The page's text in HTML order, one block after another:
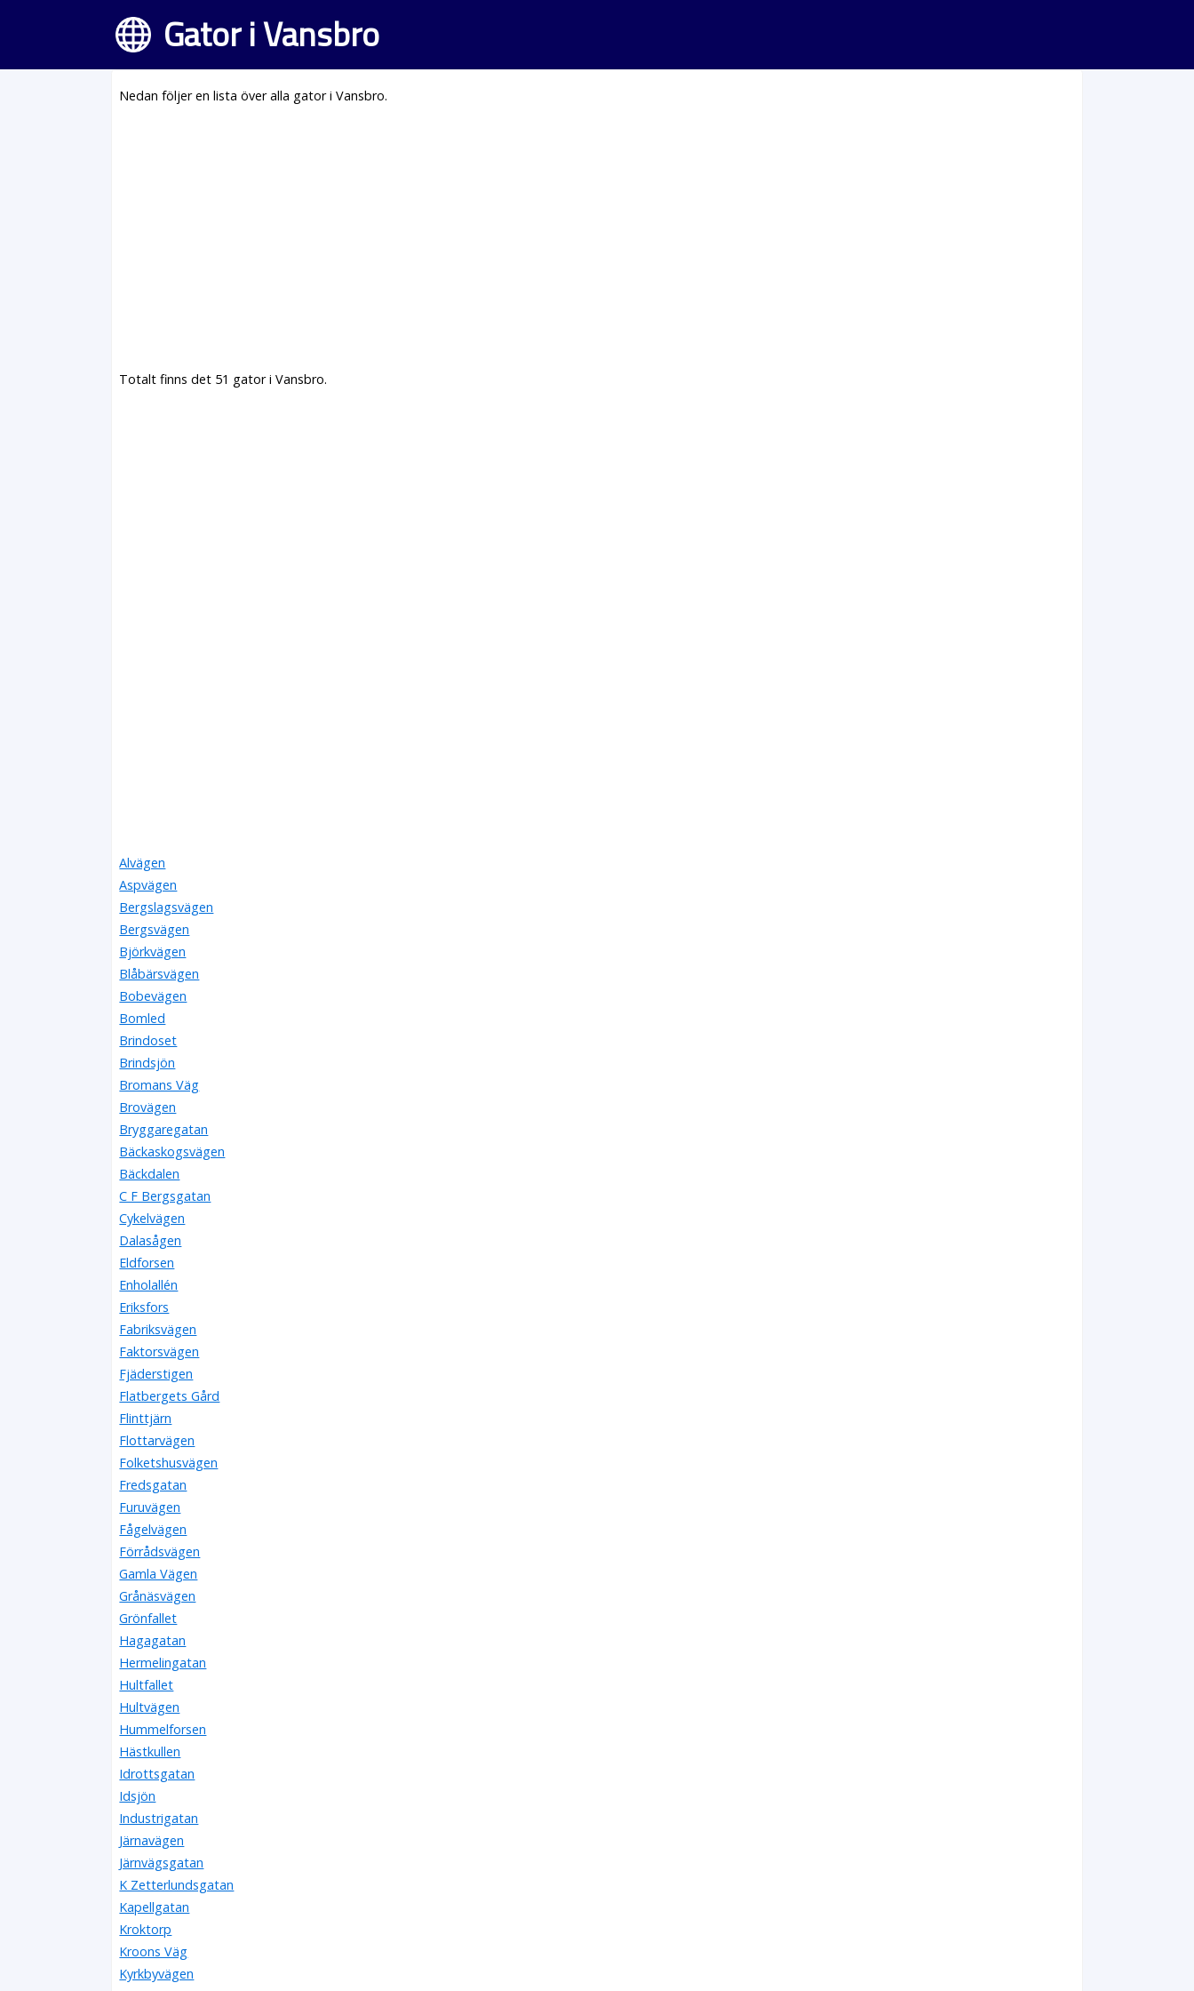
Gator i Vansbro
Nedan följer en lista över alla gator i Vansbro.
Totalt finns det 51 gator i Vansbro.
Alvägen
Aspvägen
Bergslagsvägen
Bergsvägen
Björkvägen
Blåbärsvägen
Bobevägen
Bomled
Brindoset
Brindsjön
Bromans Väg
Brovägen
Bryggaregatan
Bäckaskogsvägen
Bäckdalen
C F Bergsgatan
Cykelvägen
Dalasågen
Eldforsen
Enholallén
Eriksfors
Fabriksvägen
Faktorsvägen
Fjäderstigen
Flatbergets Gård
Flinttjärn
Flottarvägen
Folketshusvägen
Fredsgatan
Furuvägen
Fågelvägen
Förrådsvägen
Gamla Vägen
Grånäsvägen
Grönfallet
Hagagatan
Hermelingatan
Hultfallet
Hultvägen
Hummelforsen
Hästkullen
Idrottsgatan
Idsjön
Industrigatan
Järnavägen
Järnvägsgatan
K Zetterlundsgatan
Kapellgatan
Kroktorp
Kroons Väg
Kyrkbyvägen